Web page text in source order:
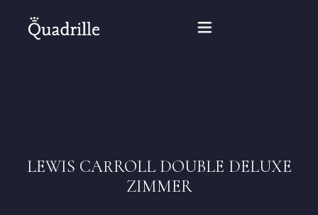
Zimmer
LEWIS CARROLL DOUBLE DELUXE
ZIMMER